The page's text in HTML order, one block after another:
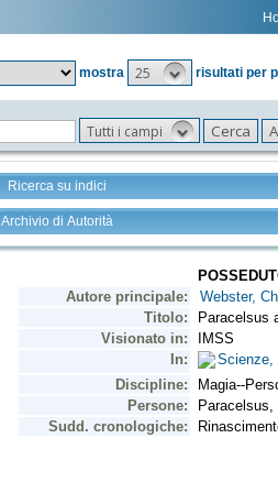
mostra
25 risultati per
Tutti i campi
Ricerca su indici
Archivio di Autorità